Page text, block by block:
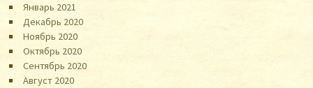
Январь 2021
Декабрь 2020
Ноябрь 2020
Октябрь 2020
Сентябрь 2020
Август 2020